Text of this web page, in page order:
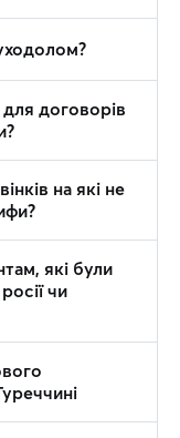
договорів
на які не
які були
чи